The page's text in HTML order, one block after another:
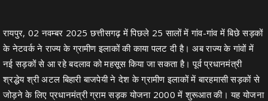
रायपुर, 02 नवम्बर 2025 छत्तीसगढ़ में पिछले 25 सालों में गांव-गांव में बिछे सड़कों
के नेटवर्क ने राज्य के ग्रामीण इलाकों की काया पलट दी है। अब राज्य के गांवों में
नई सड़कों से आ रहे बदलाव को महसूस किया जा सकता है। पूर्व प्रधानमंत्री
श्रद्धेय श्री अटल बिहारी बाजपेयी ने देश के ग्रामीण इलाकों में बारहमासी सड़कों से
जोड़ने के लिए प्रधानमंत्री ग्राम सड़क योजना 2000 में शुरूआत की। यह योजना